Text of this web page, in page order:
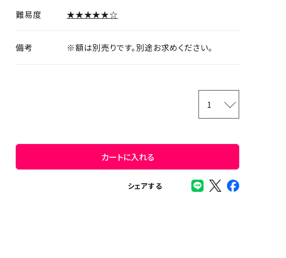
難易度 ★★★★★☆
備考 ※額は別売りです。別途お求めください。
カートに入れる
シェアする